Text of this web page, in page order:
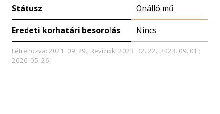
Státusz Önálló mű
Eredeti korhatári besorolás Nincs
Létrehozva: 2021. 09. 29.; Revíziók: 2023. 02. 22.; 2023. 09. 01.;
2026. 05. 26.